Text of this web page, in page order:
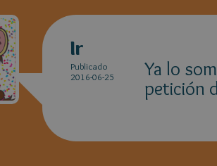
Ir
Publicado
2016-06-25
Ya lo
petición